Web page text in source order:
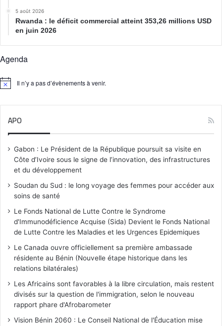
5 août 2026
Rwanda : le déficit commercial atteint 353,26 millions USD
en juin 2026
Agenda
N
Il n’y a pas d’évènements à venir.
APO
Gabon : Le Président de la République poursuit sa visite en
Côte d’Ivoire sous le signe de l’innovation, des infrastructures
et du développement
Soudan du Sud : le long voyage des femmes pour accéder aux
soins de santé
Le Fonds National de Lutte Contre le Syndrome
d'Immunodéficience Acquise (Sida) Devient le Fonds National
de Lutte Contre les Maladies et les Urgences Epidemiques
Le Canada ouvre officiellement sa première ambassade
résidente au Bénin (Nouvelle étape historique dans les
relations bilatérales)
Les Africains sont favorables à la libre circulation, mais restent
divisés sur la question de l'immigration, selon le nouveau
rapport phare d'Afrobarometer
Vision Bénin 2060 : Le Conseil National de l'Éducation mise